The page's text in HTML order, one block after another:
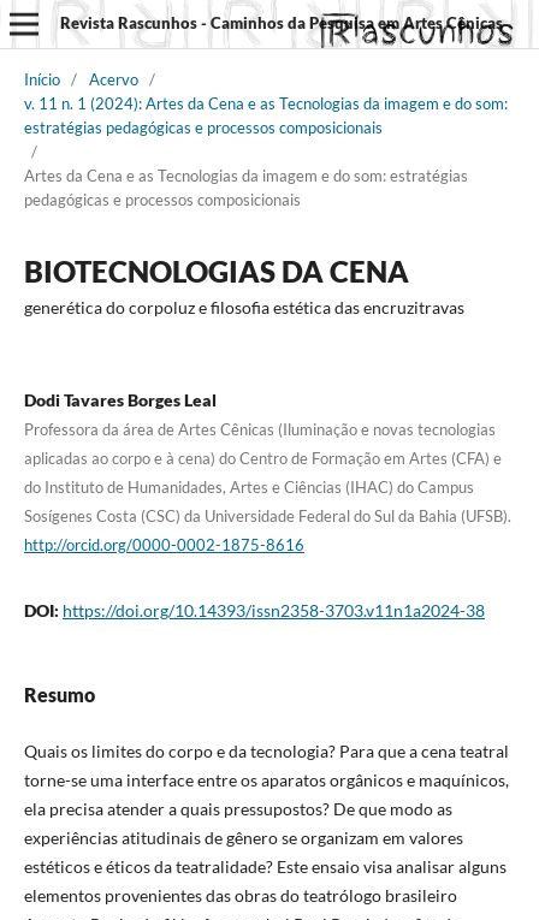
Revista Rascunhos - Caminhos da Pesquisa em Artes Cênicas
Início / Acervo /
v. 11 n. 1 (2024): Artes da Cena e as Tecnologias da imagem e do som:
estratégias pedagógicas e processos composicionais
/
Artes da Cena e as Tecnologias da imagem e do som: estratégias
pedagógicas e processos composicionais
BIOTECNOLOGIAS DA CENA
generética do corpoluz e filosofia estética das encruzitravas
Dodi Tavares Borges Leal
Professora da área de Artes Cênicas (Iluminação e novas tecnologias
aplicadas ao corpo e à cena) do Centro de Formação em Artes (CFA) e
do Instituto de Humanidades, Artes e Ciências (IHAC) do Campus
Sosígenes Costa (CSC) da Universidade Federal do Sul da Bahia (UFSB).
http://orcid.org/0000-0002-1875-8616
DOI: https://doi.org/10.14393/issn2358-3703.v11n1a2024-38
Resumo
Quais os limites do corpo e da tecnologia? Para que a cena teatral
torne-se uma interface entre os aparatos orgânicos e maquínicos,
ela precisa atender a quais pressupostos? De que modo as
experiências atitudinais de gênero se organizam em valores
estéticos e éticos da teatralidade? Este ensaio visa analisar alguns
elementos provenientes das obras do teatrólogo brasileiro